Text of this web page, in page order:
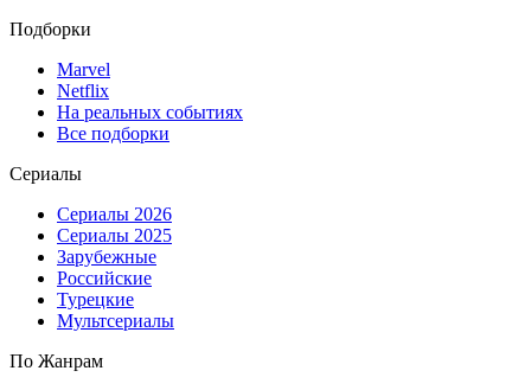
Подборки
Marvel
Netflix
На реальных событиях
Все подборки
Сериалы
Сериалы 2026
Сериалы 2025
Зарубежные
Российские
Турецкие
Мультсериалы
По Жанрам